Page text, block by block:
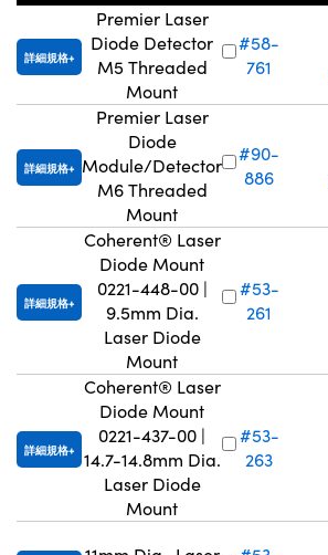
Components | SCHOTT 光
詳細規格
Premier Laser
Diode Detector
M5 Threaded
Mount
#58-
761
詳細規格
Premier Laser
Diode
Module/Detector
M6 Threaded
Mount
#90-
886
詳細規格
Coherent® Laser
Diode Mount
0221-448-00 |
9.5mm Dia.
Laser Diode
Mount
#53-
261
詳細規格
Coherent® Laser
Diode Mount
0221-437-00 |
14.7-14.8mm Dia.
Laser Diode
Mount
#53-
263